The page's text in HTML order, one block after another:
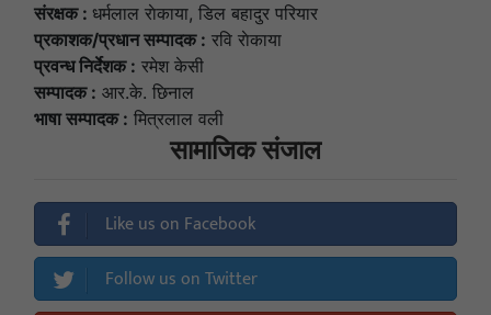
संरक्षक : धर्मलाल राेकाया, डिल बहादुर परियार
प्रकाशक/प्रधान सम्पादक : रवि राेकाया
प्रवन्ध निर्देशक : रमेश केसी
सम्पादक : आर.के. छिनाल
भाषा सम्पादक : मित्रलाल वली
सामाजिक संजाल
Like us on Facebook
Follow us on Twitter